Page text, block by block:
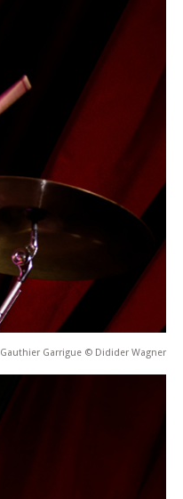
Gauthier Garrigue © Didider Wagner